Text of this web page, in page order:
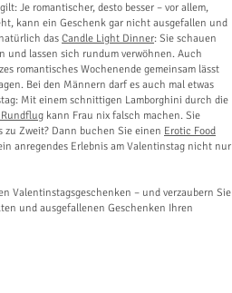
Je romantischer, desto besser – vor allem,
kann ein Geschenk gar nicht ausgefallen und
das Candle Light Dinner: Sie schauen
und lassen sich rundum verwöhnen. Auch
romantisches Wochenende gemeinsam lässt
Bei den Männern darf es auch mal etwas
Mit einem schnittigen Lamborghini durch die
kann Frau nix falsch machen. Sie
Zweit? Dann buchen Sie einen Erotic Food
anregendes Erlebnis am Valentinstag nicht nur
Valentinstagsgeschenken – und verzaubern Sie
und ausgefallenen Geschenken Ihren